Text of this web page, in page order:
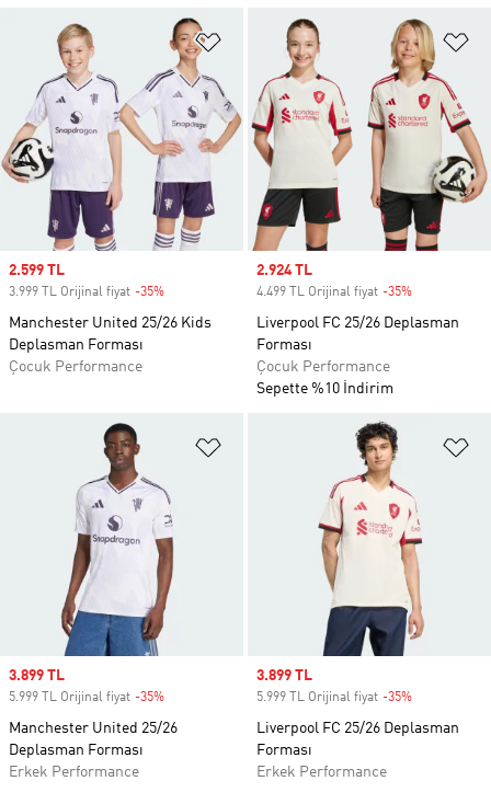
Favori Listesine Ekle
Sale price
2.599 TL
3.999 TL Orijinal fiyat -35%
Manchester United 25/26 Kids
Deplasman Forması
Çocuk Performance
Sale price
2.924 TL
4.499 TL Orijinal fiyat -35%
Liverpool FC 25/26 Deplasman
Forması
Çocuk Performance
Sepette %10 İndirim
Favori Listesine Ekle
Sale price
3.899 TL
5.999 TL Orijinal fiyat -35%
Manchester United 25/26
Deplasman Forması
Erkek Performance
Sale price
3.899 TL
5.999 TL Orijinal fiyat -35%
Liverpool FC 25/26 Deplasman
Forması
Erkek Performance